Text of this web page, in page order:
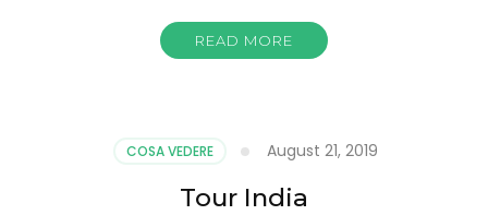
READ MORE
COSA VEDERE August 21, 2019
Tour India